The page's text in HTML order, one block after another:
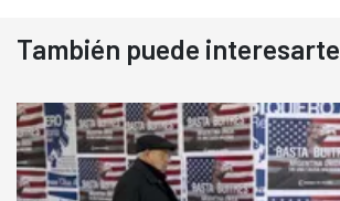
También puede interesarte